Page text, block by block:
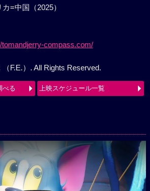
=中国（2025）
tomandjerry-compass.com/
F.E.）. All Rights Reserved.
べる 上映スケジュール一覧